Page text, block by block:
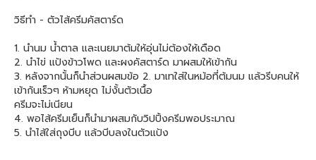
วิธีทำ - ตัวไส้ครีมคัสตาร์ด
1. นำนม น้ำตาล และเนยมาต้มให้อุ่นไม่ต้องให้เดือด
2. นำไข่ แป้งข้าวโพด และผงคัสตาร์ด มาผสมให้เข้ากัน
3. หลังจากนั้นก็นำส่วนผสมข้อ 2. มาเทใส่ในหม้อที่ต้มนม แล้วรีบคนให้
เข้ากันเร็วๆ ห้ามหยุด ไม่งั้นตัวเนื้อ
ครีมจะไม่เนียน
4. พอไส้ครีมเย็นก็นำมาผสมกับวิปปิ้งครีมพอประมาณ
5. นำไส้ใส่ถุงบีบ แล้วบีบลงในตัวแป้ง